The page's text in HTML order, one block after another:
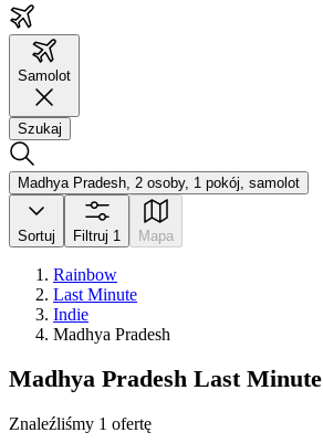
Samolot
Szukaj
Madhya Pradesh, 2 osoby, 1 pokój, samolot
Sortuj Filtruj 1 Mapa
Rainbow
Last Minute
Indie
Madhya Pradesh
Madhya Pradesh Last Minute
Znaleźliśmy 1 ofertę